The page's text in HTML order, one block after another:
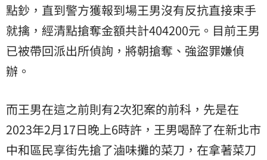
點鈔，直到警方獲報到場王男沒有反抗直接束手
就擒，經清點搶奪金額共計404200元。目前王男
已被帶回派出所偵詢，將朝搶奪、強盜罪嫌偵
辦。
而王男在這之前則有2次犯案的前科，先是在
2023年2月17日晚上6時許，王男喝醉了在新北市
中和區民享街先搶了滷味攤的菜刀，在拿著菜刀